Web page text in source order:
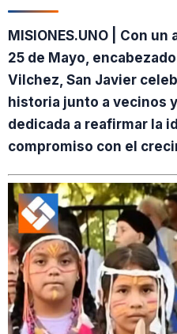
MISIONES.UNO | Con
25 de Mayo,
Vilchez, San Javier
historia junto a vecinos
dedicada a reafirmar la
compromiso con el